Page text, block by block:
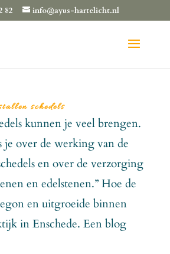
82 info@ayus-hartelicht.nl
schedels
kunnen je veel brengen.
je over de werking van de
en over de verzorging
en edelstenen.” Hoe de
en uitgroeide binnen
in Enschede. Een blog